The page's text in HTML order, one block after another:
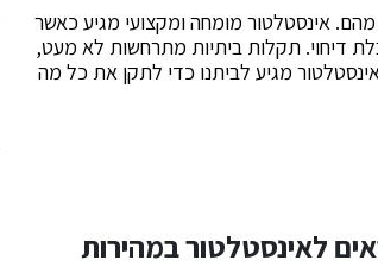
אינסטלטור מומחה ומקצועי מגיע כאשר
דיחוי. תקלות ביתיות מתרחשות לא מעט,
מגיע לביתנו כדי לתקן את כל מה
לאינסטלטור במהירות